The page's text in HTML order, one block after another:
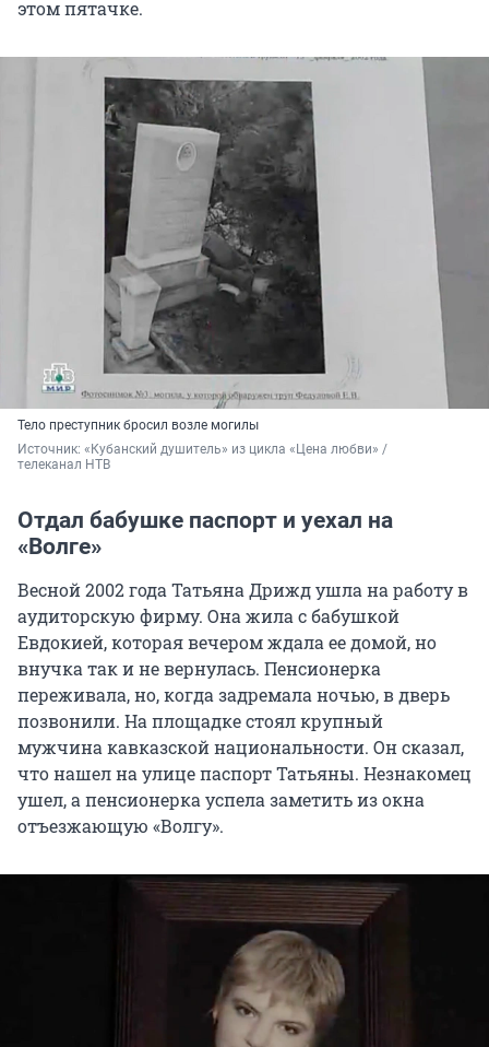
этом пятачке.
Тело преступник бросил возле могилы
Источник: «Кубанский душитель» из цикла «Цена любви» /
телеканал НТВ
Отдал бабушке паспорт и уехал на
«Волге»
Весной 2002 года Татьяна Дрижд ушла на работу в
аудиторскую фирму. Она жила с бабушкой
Евдокией, которая вечером ждала ее домой, но
внучка так и не вернулась. Пенсионерка
переживала, но, когда задремала ночью, в дверь
позвонили. На площадке стоял крупный
мужчина кавказской национальности. Он сказал,
что нашел на улице паспорт Татьяны. Незнакомец
ушел, а пенсионерка успела заметить из окна
отъезжающую «Волгу».